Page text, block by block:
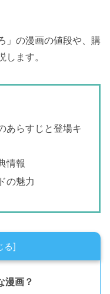
」の漫画の値段や、購
ます。
あらすじと登場キ
情報
の魅力
漫画？